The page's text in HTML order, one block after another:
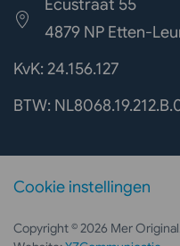
Ecustraat 55
4879 NP Etten-
KvK: 24.156.127
BTW:
Cookie instellingen
Copyright © 2026 Mer